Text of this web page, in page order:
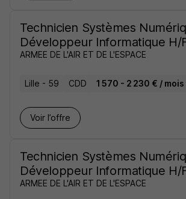
Technicien Systèmes
Développeur Informatique H/
ARMEE DE L'AIR ET DE L'ESPACE
Lille - 59 CDD 1 570 - 2 230 € / mois
Voir l’offre
Technicien Systèmes
Développeur Informatique H/
ARMEE DE L'AIR ET DE L'ESPACE